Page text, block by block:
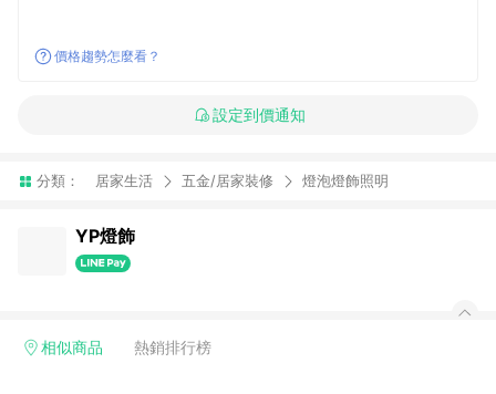
價格趨勢怎麼看？
設定到價通知
分類： 居家生活 五金/居家裝修 燈泡燈飾照明
YP燈飾
相似商品 熱銷排行榜